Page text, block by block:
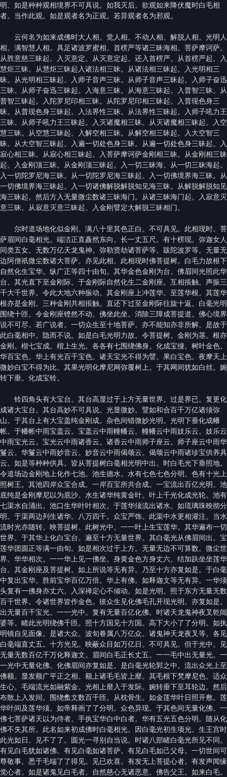
明。如是种种观相境界不可具说。如我灭后。欲观如来降伏魔时白毛相
者。当作此观。如是观者名为正观。若异观者名为邪观。
云何名为如来成佛时大人相。觉人相。不动人相。解脱人相。光明人
相。满智慧人相。具足诸波罗蜜相。首楞严等诸三昧海相。菩萨摩诃萨。
从胜意慈三昧起。入灭意定。从灭意定起。还入首楞严。从首楞严起。入
慧炬三昧。从慧炬三昧起入诸法相三昧。从诸法相三昧起。入光明相三
昧。从光明相三昧起。入师子音声三昧。从师子音声三昧起。入师子奋迅
三昧。从师子奋迅三昧起。入海意三昧。从海意三昧起。入普智三昧。从
普智三昧起。入陀罗尼印相三昧。从陀罗尼印相三昧起。入普现色身三
昧。从普现色身三昧起。入法界性三昧。从法界性三昧起。入师子吼力王
三昧。从师子吼力王三昧起。入灭诸魔相三昧。从灭诸魔相三昧起。入空
慧三昧。从空慧三昧起。入解空相三昧。从解空相三昧起。入大空智三
昧。从大空智三昧起。入遍一切处色身三昧。从遍一切处色身三昧起。入
寂心相三昧。从寂心相三昧起。入菩萨摩诃萨金刚相三昧。从金刚相三昧
起。入金刚顶三昧。从金刚顶三昧起。入一切三昧海。从一切三昧海起。
入一切陀罗尼海三昧。从一切陀罗尼海三昧起。入一切佛境界海三昧。从
一切佛境界海三昧起。入一切诸佛解脱解脱知见海三昧。从解脱解脱知见
海三昧起。然后方入无量微尘数诸三昧海门。从诸三昧海门起。入寂意灭
意三昧。从寂意灭意三昧起。入金刚譬定大解脱三昧相门。
尔时道场地化似金刚。满八十里其色正白。不可具见。此相现时。菩
萨眉间白毫相光。端洁正直矗然东向。长一丈五尺。有十楞现。弥迦女人
同类五女。无数万亿天龙鬼神。弥勒贤劫诸菩萨等。跋陀波罗等。无量无
边阿僧祇微尘数诸大菩萨。亦见此相。此相现时佛菩提树。白毛力故根下
自然化生宝华。纵广正等四十由旬。其华金色金刚为台。佛眉间光照此华
台。其光直下至金刚际。于金刚际自然化生二金刚座。互相掁触。声振三
千大千世界。令此大地六种振动。其金刚座上冲莲华。至莲华根。其莲华
根亦是金刚。三种金刚共相掁触。直还下过至金刚际往旋十返。白毫光明
围绕十匝。令金刚座铿然不动。佛坐此坐。消除三障成菩提道。佛心境界
说不可尽。若广说者。一切众生至十地菩萨。亦不能知亦非所解。是故于
此白毫相中。隐而不说。如是白毛光明力故。令菩提树。金刚为茎。根亦
金刚。楷七宝成。楷上生光。各各有七围绕佛身。化成宝缦。树叶金色。
华百宝色。华上有光百千宝色。诸天宝光不得为譬。果白宝色。夜摩天上
微妙白宝不得为比。其果光明化摩尼网弥覆树上。于其网间犹如白丝。婉
转下垂。化成宝铃。
铃四角头有大宝台。其台高显过于上方无量世界。过是界已。复更化
成诸大宝台。其台高妙不可具说。光显微妙。譬如和合百千万亿诸须弥
山。于其台上有大宝盖纯金刚成。杂色间错微妙光明。光明下垂化成幡
帐。于幡帐中雨宝盖云。宝盖云中雨幢幡云。幢幡云中雨妓乐云。妓乐云
中雨宝光云。宝光云中雨诸香云。诸香云中雨师子座云。师子座云中雨华
鬘云。华鬘云中雨妙音云。妙音云中雨偈颂云。偈颂云中雨诸珍宝供养具
云。如是等种种供具。皆从菩提树白毫相光明中出。时白毛光下垂照地。
令道场边金刚地上化作七池。池生德水。水有七色七色分明。色有十光上
照树王。其池四岸众宝合成。一岸百宝所共合成。一宝流出百亿光明。池
底纯是金刚摩尼以为底沙。水生诸华纯黄金叶。叶上千光化成光轮。池有
七渠水自涌出。池口生华叶叶相次。于莲华须流出诸水。如琉璃珠映彻分
明。于渠两边列生诸华。八万四千。众宝严饰。此渠中水更相灌注。当水
流时光亦随转。映菩提树。此树光中。一一叶上生宝莲华。其华遍布一切
世界。于其华上化白宝台。遍至十方无量世界。其白毫光从佛眉间出。宝
莲华团圆正等满一由旬。如是相次过于上方。无量无边不可算数。微尘世
界。华华相次。一一华上见一佛坐。身黄金色方身丈六。结加趺坐坐莲华
台。其金刚座及菩提树。如上所说等无有异。乃至十方亦复如是。于白毫
中复出宝华。胜前宝华百亿万倍。华上有佛。如释迦文等无有异。一华须
头复有一佛身亦丈六。入深禅定心不倾动。如是光明。照于东方无量无数
百千世界。令诸世界皆作金色。彼众生见化佛毛孔开现光明。亦复如是。
出无量百千宝光。一一光中。复有无量百亿化佛。时诸天龙鬼神夜叉乾闼
婆等。睹此光明绕佛千匝。照十方国见十方国。高下大小了了分明。如执
明镜自见面像。是诸大众。波旬眷属八万亿众。诸鬼神天龙夜叉等。各见
白毫端直丈五。十方光见。映蔽众目如万亿日。不可具见。但于光中。见
无量无数百亿千万化释迦文。眉间白毛正长丈五。一一毛中出无量光。一
一光中无量化佛。化佛眉间亦复如是。是白毫光轮郭之中。流出众光上至
佛额。显发额广平正之相。额上诸毛毛皆上靡。其毛根下梵摩尼色。适众
生心。毛端流光如融紫金。光相上靡入于发际。婉转垂下至耳轮边。然后
布散上入发间。围绕䗍文数百千匝。从枕骨生。如金莲华叶日照开敷。莲
华叶间及莲华须。如帝释画了了分明。众色异现。于其色间无量化佛。一
佛七菩萨诸天以为侍者。手执宝华白中白者。华有五光五色分明。随从化
佛不失其所。此名如来初成佛时白毫相光。因白毫光初生项光。生王宫时
此光如日。见不了了。圆光一寻别自当说。时诸八部睹白毫光所见不同。
有见白毛犹如诸佛。有见白毫如诸菩萨。有见白毛如己父母。一切世间可
尊敬事。悉于毛端了了得见。见已欢喜。有发无上菩提心者。有发声闻缘
觉心者。如是诸鬼见白毛者。自然慈心无诸恶意。佛告父王。如来白毛。